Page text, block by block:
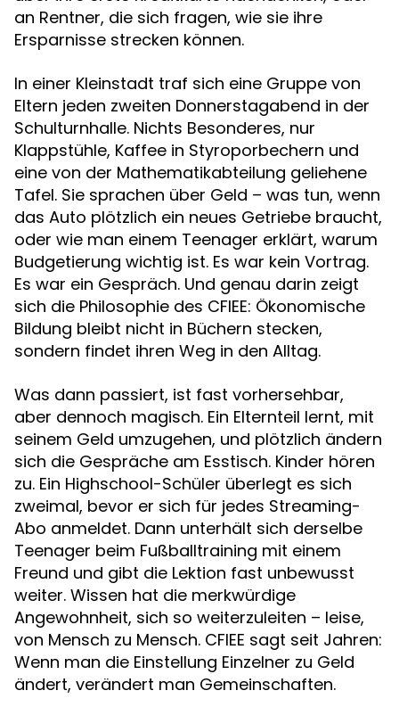
an Rentner, die sich fragen, wie sie ihre
Ersparnisse strecken können.
In einer Kleinstadt traf sich eine Gruppe von
Eltern jeden zweiten Donnerstagabend in der
Schulturnhalle. Nichts Besonderes, nur
Klappstühle, Kaffee in Styroporbechern und
eine von der Mathematikabteilung geliehene
Tafel. Sie sprachen über Geld – was tun, wenn
das Auto plötzlich ein neues Getriebe braucht,
oder wie man einem Teenager erklärt, warum
Budgetierung wichtig ist. Es war kein Vortrag.
Es war ein Gespräch. Und genau darin zeigt
sich die Philosophie des CFIEE: Ökonomische
Bildung bleibt nicht in Büchern stecken,
sondern findet ihren Weg in den Alltag.
Was dann passiert, ist fast vorhersehbar,
aber dennoch magisch. Ein Elternteil lernt, mit
seinem Geld umzugehen, und plötzlich ändern
sich die Gespräche am Esstisch. Kinder hören
zu. Ein Highschool-Schüler überlegt es sich
zweimal, bevor er sich für jedes Streaming-
Abo anmeldet. Dann unterhält sich derselbe
Teenager beim Fußballtraining mit einem
Freund und gibt die Lektion fast unbewusst
weiter. Wissen hat die merkwürdige
Angewohnheit, sich so weiterzuleiten – leise,
von Mensch zu Mensch. CFIEE sagt seit Jahren:
Wenn man die Einstellung Einzelner zu Geld
ändert, verändert man Gemeinschaften.